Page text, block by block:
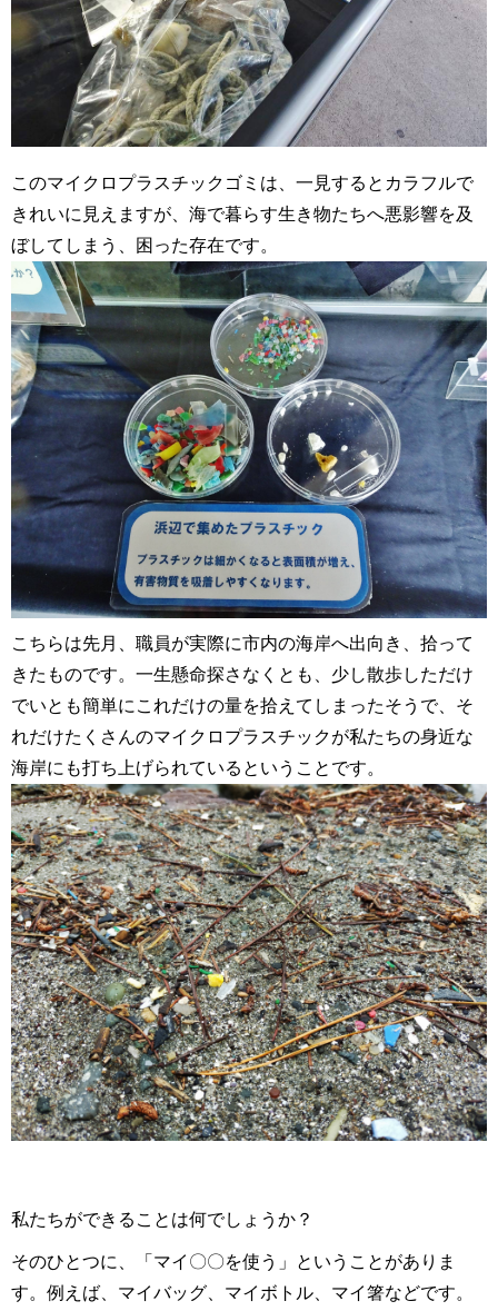
このマイクロプラスチックゴミは、一見するとカラフルで
きれいに見えますが、海で暮らす生き物たちへ悪影響を及
ぼしてしまう、困った存在です。
こちらは先月、職員が実際に市内の海岸へ出向き、拾って
きたものです。一生懸命探さなくとも、少し散歩しただけ
でいとも簡単にこれだけの量を拾えてしまったそうで、そ
れだけたくさんのマイクロプラスチックが私たちの身近な
海岸にも打ち上げられているということです。
私たちができることは何でしょうか？
そのひとつに、「マイ〇〇を使う」ということがありま
す。例えば、マイバッグ、マイボトル、マイ箸などです。